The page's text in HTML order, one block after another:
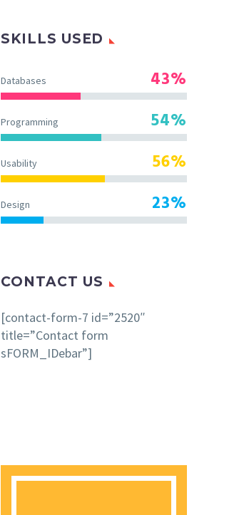
SKILLS USED
Databases 43%
Programming 54%
Usability 56%
Design 23%
CONTACT US
[contact-form-7 id=”2520″
title=”Contact form
sFORM_IDebar”]